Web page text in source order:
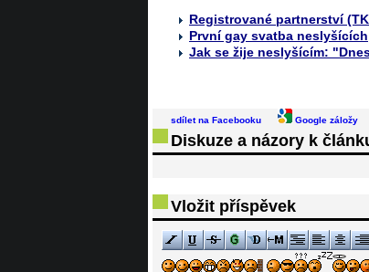
Registrované partnerství
První gay svatba neslyšících
Jak se žije neslyšícím:
sdílet na Facebooku Google záložy
Diskuze a názory k
Vložit příspěvek